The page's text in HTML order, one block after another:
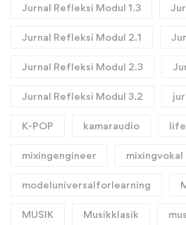
Jurnal Refleksi Modul 1.3
Jurnal Refleksi Modul 2.1
Jurnal Refleksi Modul 2.3
Jurnal Refleksi Modul 3.2
K-POP kamaraudio life
mixingengineer mixingvokal
modeluniversalforlearning
MUSIK Musikklasik